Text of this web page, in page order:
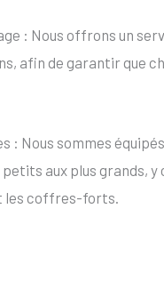
: Nous offrons un
afin de garantir que
: Nous sommes
petits aux plus grands,
les coffres-forts.